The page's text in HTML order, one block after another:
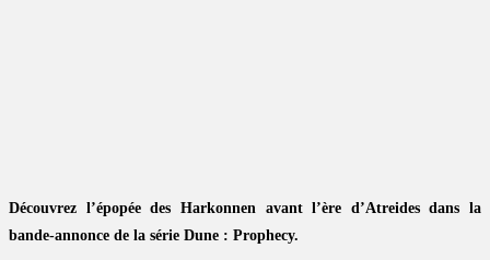
Découvrez l’épopée des Harkonnen avant l’ère d’Atreides dans la
bande-annonce de la série Dune : Prophecy.